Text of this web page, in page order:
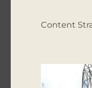
Content